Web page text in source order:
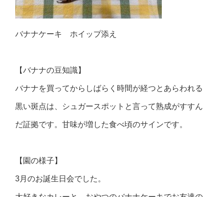
バナナケーキ ホイップ添え
【バナナの豆知識】
バナナを買ってからしばらく時間が経つとあらわれる
黒い斑点は、シュガースポットと言って熟成がすすん
だ証拠です。甘味が増した食べ頃のサインです。
【園の様子】
3月のお誕生日会でした。